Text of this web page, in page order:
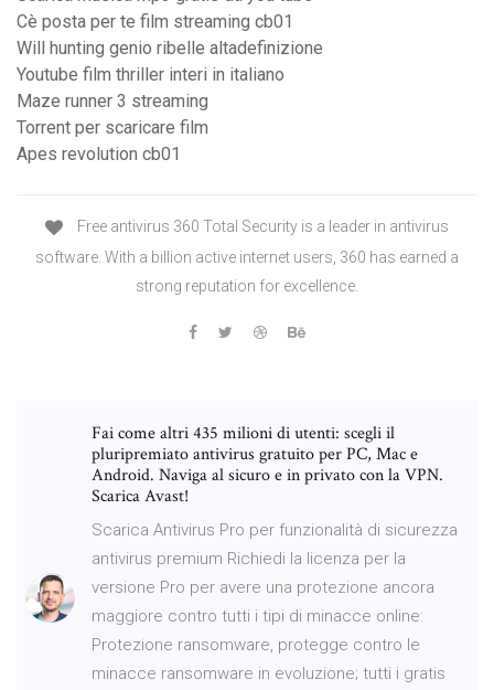
Cè posta per te film streaming cb01
Will hunting genio ribelle altadefinizione
Youtube film thriller interi in italiano
Maze runner 3 streaming
Torrent per scaricare film
Apes revolution cb01
Free antivirus 360 Total Security is a leader in antivirus
software. With a billion active internet users, 360 has earned a
strong reputation for excellence.
Fai come altri 435 milioni di utenti: scegli il
pluripremiato antivirus gratuito per PC, Mac e
Android. Naviga al sicuro e in privato con la VPN.
Scarica Avast!
Scarica Antivirus Pro per funzionalità di sicurezza
antivirus premium Richiedi la licenza per la
versione Pro per avere una protezione ancora
maggiore contro tutti i tipi di minacce online:
Protezione ransomware, protegge contro le
minacce ransomware in evoluzione; tutti i gratis